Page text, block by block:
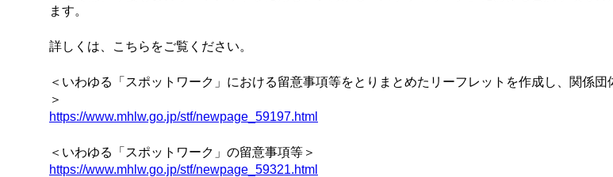
ます。
詳しくは、こちらをご覧ください。
＜いわゆる「スポットワーク」における留意事項等をとりまとめたリーフレットを作成し、関係
＞
https://www.mhlw.go.jp/stf/newpage_59197.html
＜いわゆる「スポットワーク」の留意事項等＞
https://www.mhlw.go.jp/stf/newpage_59321.html